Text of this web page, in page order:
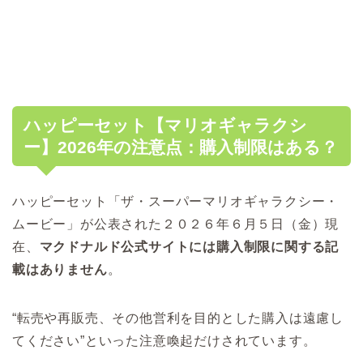
ハッピーセット【マリオギャラクシ
ー】2026年の注意点：購入制限はある？
ハッピーセット「ザ・スーパーマリオギャラクシー・
ムービー」が公表された２０２６年６月５日（金）現
在、 マクドナルド公式サイトには購入制限に関する記
載はありません。
“転売や再販売、その他営利を目的とした購入は遠慮し
てください”といった注意喚起だけされています。